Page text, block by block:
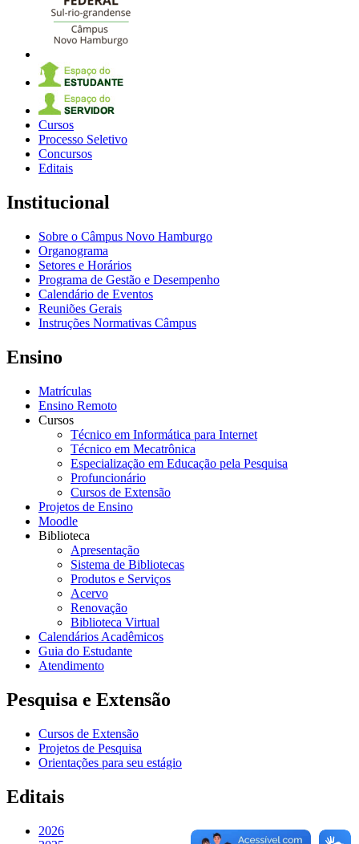
Cursos
Processo Seletivo
Concursos
Editais
Institucional
Sobre o Câmpus Novo Hamburgo
Organograma
Setores e Horários
Programa de Gestão e Desempenho
Calendário de Eventos
Reuniões Gerais
Instruções Normativas Câmpus
Ensino
Matrículas
Ensino Remoto
Cursos
Técnico em Informática para Internet
Técnico em Mecatrônica
Especialização em Educação pela Pesquisa
Profuncionário
Cursos de Extensão
Projetos de Ensino
Moodle
Biblioteca
Apresentação
Sistema de Bibliotecas
Produtos e Serviços
Acervo
Renovação
Biblioteca Virtual
Calendários Acadêmicos
Guia do Estudante
Atendimento
Pesquisa e Extensão
Cursos de Extensão
Projetos de Pesquisa
Orientações para seu estágio
Editais
2026